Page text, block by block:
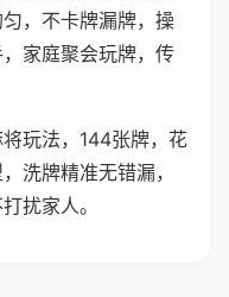
，不卡牌漏牌，操
家庭聚会玩牌，传
玩法，144张牌，花
洗牌精准无错漏，
扰家人。